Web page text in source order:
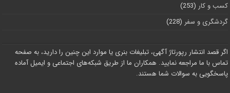
کسب و کار (253)
گردشگری و سفر (228)
اگر قصد انتشار رپورتاژ آگهی، تبلیغات بنری یا موارد این چنین را دارید، به صفحه
تماس با ما مراجعه نمایید. همکاران ما از طریق شبکه‌های اجتماعی و ایمیل آماده
پاسخگویی به سوالات شما هستند.